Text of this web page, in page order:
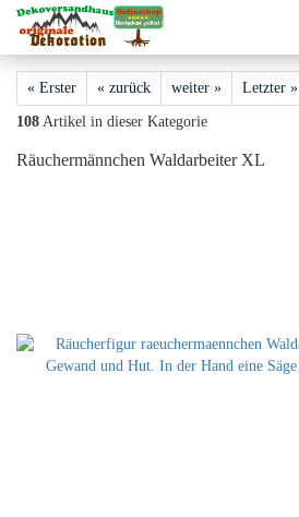
« Erster « zurück weiter » Letzter »
108 Artikel in dieser Kategorie
Räuchermännchen Waldarbeiter XL